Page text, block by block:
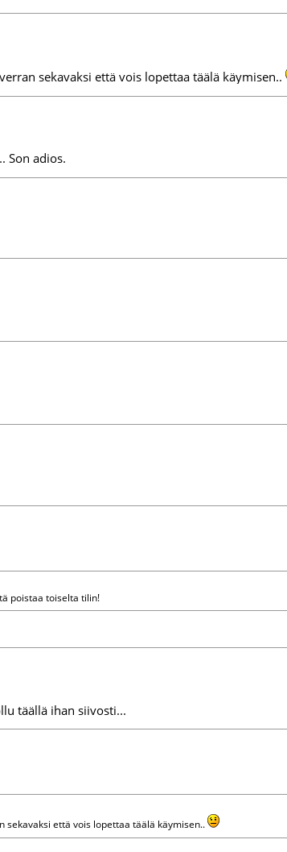
sekavaksi että vois lopettaa täälä käymisen..
Son adios.
poistaa toiselta tilin!
täällä ihan siivosti...
sekavaksi että vois lopettaa täälä käymisen..